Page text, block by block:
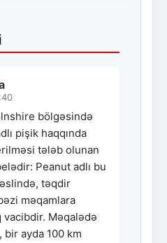
bölgəsində
pişik haqqında
tələb olunan
Peanut adlı bu
təqdir
məqamlara
Məqalədə
bir ayda 100 km